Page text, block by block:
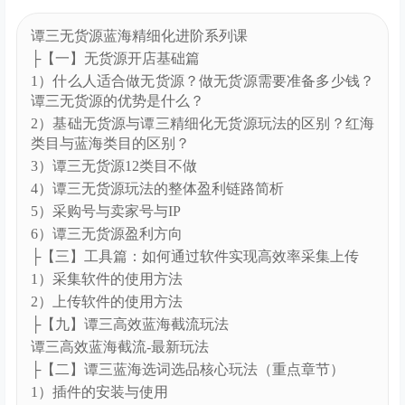
谭三无货源蓝海精细化进阶系列课
├【一】无货源开店基础篇
1）什么人适合做无货源？做无货源需要准备多少钱？
谭三无货源的优势是什么？
2）基础无货源与谭三精细化无货源玩法的区别？红海
类目与蓝海类目的区别？
3）谭三无货源12类目不做
4）谭三无货源玩法的整体盈利链路简析
5）采购号与卖家号与IP
6）谭三无货源盈利方向
├【三】工具篇：如何通过软件实现高效率采集上传
1）采集软件的使用方法
2）上传软件的使用方法
├【九】谭三高效蓝海截流玩法
谭三高效蓝海截流-最新玩法
├【二】谭三蓝海选词选品核心玩法（重点章节）
1）插件的安装与使用